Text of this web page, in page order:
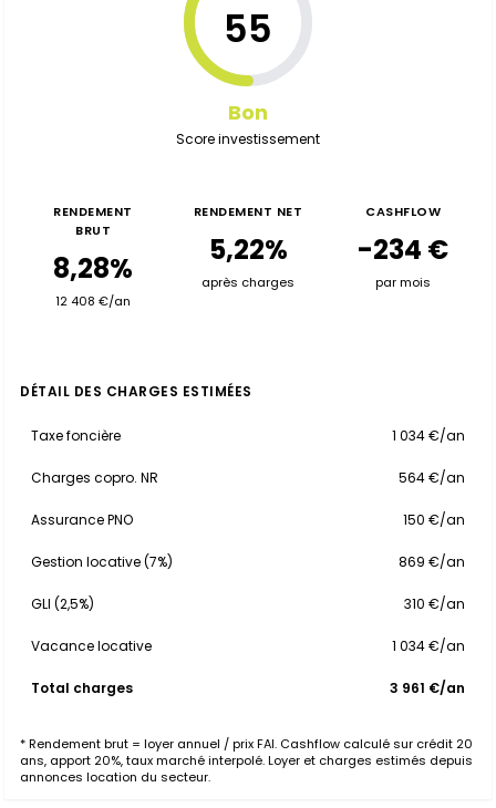
55
Bon
Score investissement
RENDEMENT
BRUT
8,28%
12 408 €/an
RENDEMENT NET
5,22%
après charges
CASHFLOW
-234 €
par mois
DÉTAIL DES CHARGES ESTIMÉES
Taxe foncière 1 034 €/an
Charges copro. NR 564 €/an
Assurance PNO 150 €/an
Gestion locative (7%) 869 €/an
GLI (2,5%) 310 €/an
Vacance locative 1 034 €/an
Total charges 3 961 €/an
* Rendement brut = loyer annuel / prix FAI. Cashflow calculé sur crédit 20
ans, apport 20%, taux marché interpolé. Loyer et charges estimés depuis
annonces location du secteur.